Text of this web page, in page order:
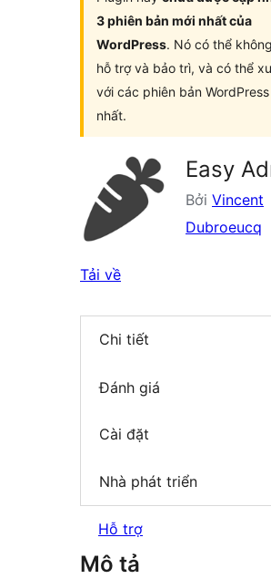
3 phiên bản mới nhất của
WordPress. Nó có thể
hỗ trợ và bảo trì, và có thể
với các phiên bản
nhất.
Easy
Bởi Vincent
Dubroeucq
Tải về
Chi tiết
Đánh giá
Cài đặt
Nhà phát triển
Hỗ trợ
Mô tả